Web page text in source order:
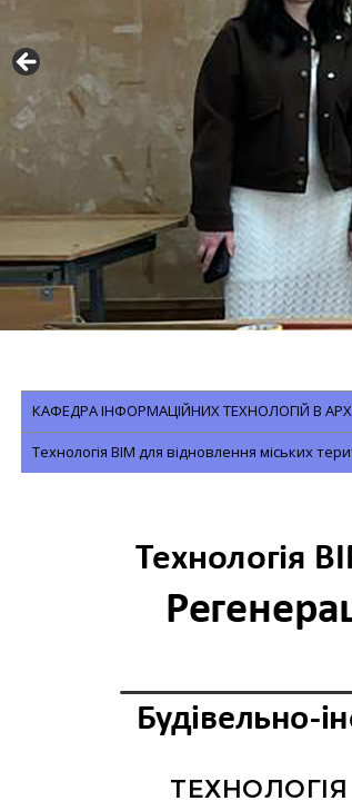
КАФЕДРА ІНФОРМАЦІЙНИХ ТЕХНОЛОГІЙ В
Технологія BIM для відновлення міських